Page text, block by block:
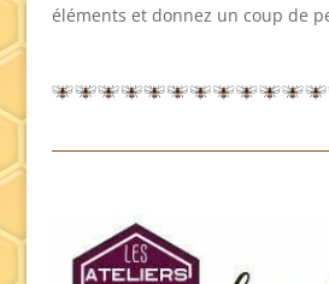
éléments et donnez un coup de